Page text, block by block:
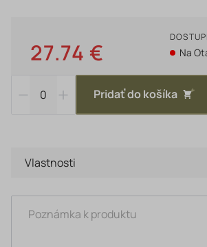
27.74 € Na
Pridať do košíka
Vlastnosti